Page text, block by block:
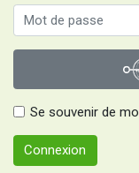
Se souvenir de
Connexion